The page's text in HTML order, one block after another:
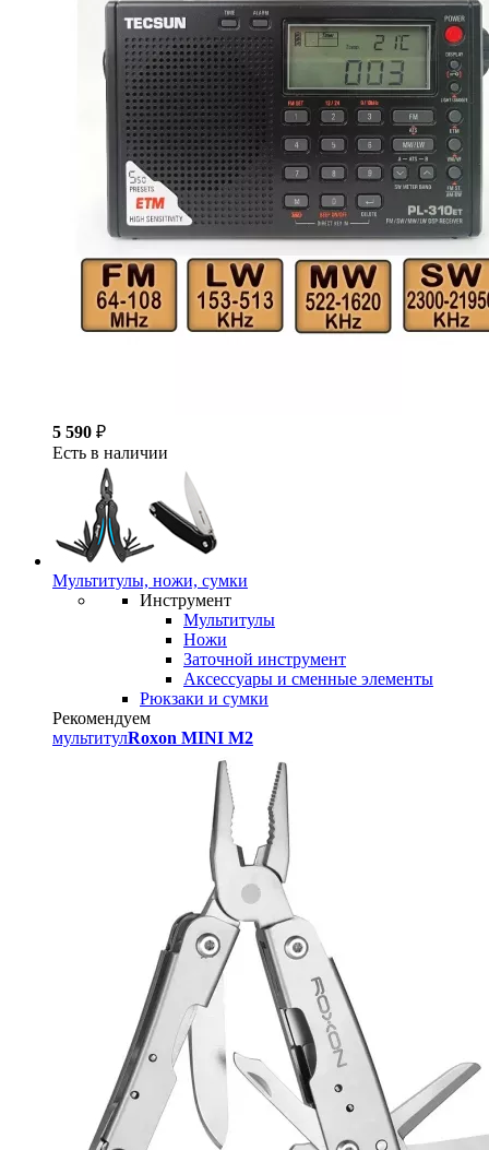
5 590 ₽
Есть в наличии
Мультитулы, ножи, сумки
Инструмент
Мультитулы
Ножи
Заточной инструмент
Аксессуары и сменные элементы
Рюкзаки и сумки
Рекомендуем
мультитулRoxon MINI M2